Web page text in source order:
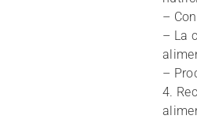
–
– La
–
4.